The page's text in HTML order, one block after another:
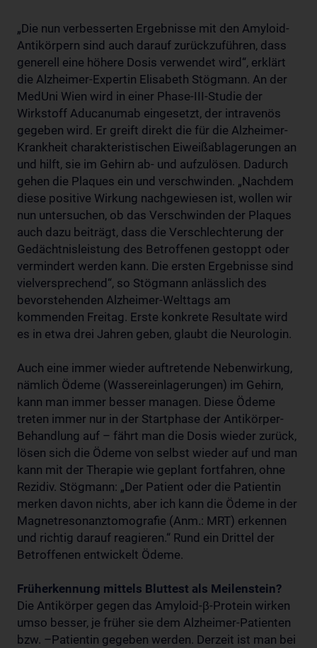
„Die nun verbesserten Ergebnisse mit den Amyloid-
Antikörpern sind auch darauf zurückzuführen, dass
generell eine höhere Dosis verwendet wird“, erklärt
die Alzheimer-Expertin Elisabeth Stögmann. An der
MedUni Wien wird in einer Phase-III-Studie der
Wirkstoff Aducanumab eingesetzt, der intravenös
gegeben wird. Er greift direkt die für die Alzheimer-
Krankheit charakteristischen Eiweißablagerungen an
und hilft, sie im Gehirn ab- und aufzulösen. Dadurch
gehen die Plaques ein und verschwinden. „Nachdem
diese positive Wirkung nachgewiesen ist, wollen wir
nun untersuchen, ob das Verschwinden der Plaques
auch dazu beiträgt, dass die Verschlechterung der
Gedächtnisleistung des Betroffenen gestoppt oder
vermindert werden kann. Die ersten Ergebnisse sind
vielversprechend“, so Stögmann anlässlich des
bevorstehenden Alzheimer-Welttags am
kommenden Freitag. Erste konkrete Resultate wird
es in etwa drei Jahren geben, glaubt die Neurologin.
Auch eine immer wieder auftretende Nebenwirkung,
nämlich Ödeme (Wassereinlagerungen) im Gehirn,
kann man immer besser managen. Diese Ödeme
treten immer nur in der Startphase der Antikörper-
Behandlung auf – fährt man die Dosis wieder zurück,
lösen sich die Ödeme von selbst wieder auf und man
kann mit der Therapie wie geplant fortfahren, ohne
Rezidiv. Stögmann: „Der Patient oder die Patientin
merken davon nichts, aber ich kann die Ödeme in der
Magnetresonanztomografie (Anm.: MRT) erkennen
und richtig darauf reagieren.“ Rund ein Drittel der
Betroffenen entwickelt Ödeme.
Früherkennung mittels Bluttest als Meilenstein?
Die Antikörper gegen das Amyloid-β-Protein wirken
umso besser, je früher sie dem Alzheimer-Patienten
bzw. –Patientin gegeben werden. Derzeit ist man bei